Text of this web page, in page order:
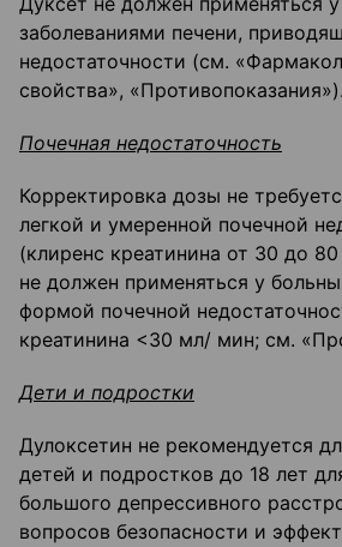
заболеваниями печени,
недостаточности (см.
свойства», «Противопоказания»).
Почечная недостаточность
Корректировка дозы не
легкой и умеренной почечной
(клиренс креатинина от 30 до
не должен применяться у
формой почечной
креатинина <30 мл/ мин; см.
Дети и подростки
Дулоксетин не рекомендуется
детей и подростков до 18 лет
большого депрессивного
вопросов безопасности и